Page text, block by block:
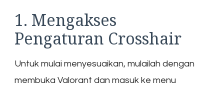
1. Mengakses
Pengaturan Crosshair
Untuk mulai menyesuaikan, mulailah dengan
membuka Valorant dan masuk ke menu